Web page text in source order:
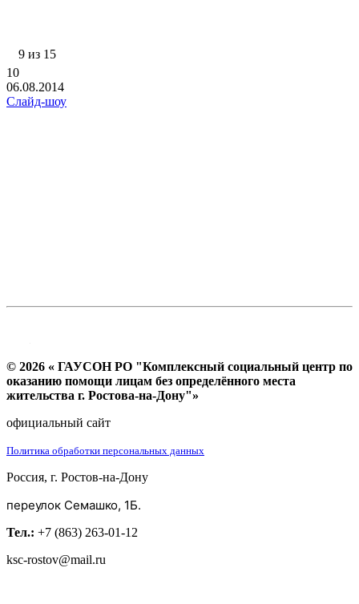
9 из 15
10
06.08.2014
Слайд-шоу
© 2026 « ГАУСОН РО "Комплексный социальный центр по
оказанию помощи лицам без определённого места
жительства г. Ростова-на-Дону"»
официальный сайт
Политика обработки персональных данных
Россия, г. Ростов-на-Дону
переулок Семашко, 1Б.
Тел.: +7 (863) 263-01-12
ksc-rostov@mail.ru